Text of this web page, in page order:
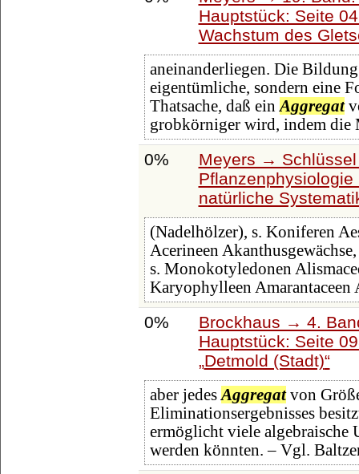
Hauptstück: Seite
Wachstum des
aneinanderliegen. Die
eigentümliche, sondern eine
Thatsache, daß ein Aggregat
grobkörniger wird, indem die
0%
Meyers →
natürliche
(Nadelhölzer), s. Koniferen
Acerineen
s. Monokotyledonen
Karyophylleen Amarantaceen
0%
Brockhaus → 4.
Hauptstück: Seite
Detmold (Stadt)
aber jedes Aggregatvon
Eliminationsergebnisses
ermöglicht viele algebraische
werden könnten. – Vgl.